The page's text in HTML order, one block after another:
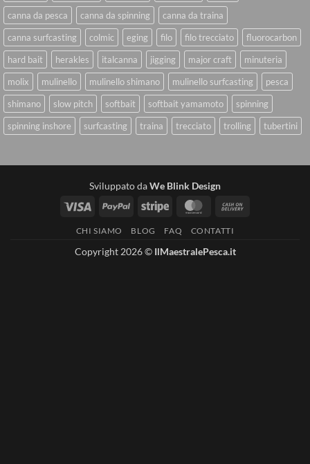
canna da pesca
canna da spinning
canna da traina
canna surfcasting
colmic eging filo filo trecciato
fluorocarbon
hard bait
herakles italcanna jigging major craft
minuteria
molix
mulinello mulinello shimano mulinello surfcasting
pesca
shimano
slow pitch softbait softbait yamamoto
spinning
spinning inshore
surfcasting traina trecciato trolling tubertini
Sviluppato daWe Blink Design
Visa
PayPal Stripe MasterCard
CHI SIAMO BLOG FAQ CONTATTI
Copyright 2026 © IlMaestralePesca.it